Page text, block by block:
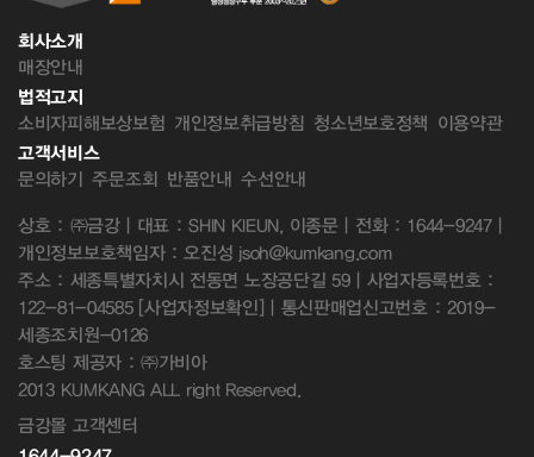
회사소개
매장안내
법적고지
소비자피해보상보험 개인정보취급방침 청소년보호정책 이용약관
고객서비스
문의하기 주문조회 반품안내 수선안내
상호 : ㈜금강 | 대표 : SHIN KIEUN, 이종문 | 전화 : 1644-9247 |
개인정보보호책임자 : 오진성 jsoh@kumkang.com
주소 : 세종특별자치시 전동면 노장공단길 59 | 사업자등록번호 :
122-81-04585 [사업자정보확인] | 통신판매업신고번호 : 2019-
세종조치원-0126
호스팅 제공자 : ㈜가비아
2013 KUMKANG ALL right Reserved.
금강몰 고객센터